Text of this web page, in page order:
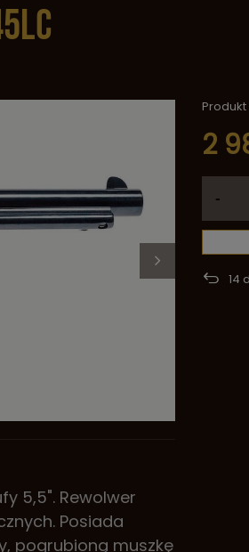
2
-
14
5,5". Rewolwer
Posiada
pogrubioną muszkę